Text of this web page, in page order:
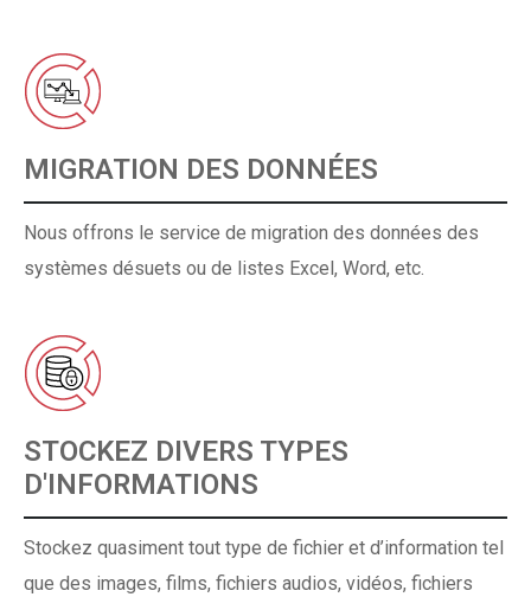
MIGRATION DES DONNÉES
Nous offrons le service de migration des données des
systèmes désuets ou de listes Excel, Word, etc.
STOCKEZ DIVERS TYPES
D'INFORMATIONS
Stockez quasiment tout type de fichier et d’information tel
que des images, films, fichiers audios, vidéos, fichiers